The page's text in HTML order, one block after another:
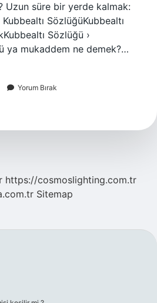
Uzun süre bir yerde kalmak:
SözlüğüKubbealtı
Sözlüğü ›
ya mukaddem ne demek?…
Yorum Bırak
https://cosmoslighting.com.tr
Sitemap